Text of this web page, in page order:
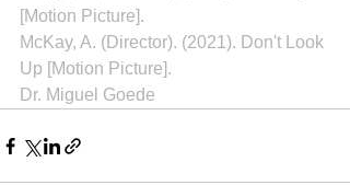
[Motion Picture].
McKay, A. (Director). (2021). Don't Look
Up [Motion Picture].
Dr. Miguel Goede